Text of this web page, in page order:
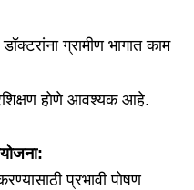
ग्रामीण भागात काम
होणे आवश्यक आहे.
प्रभावी पोषण